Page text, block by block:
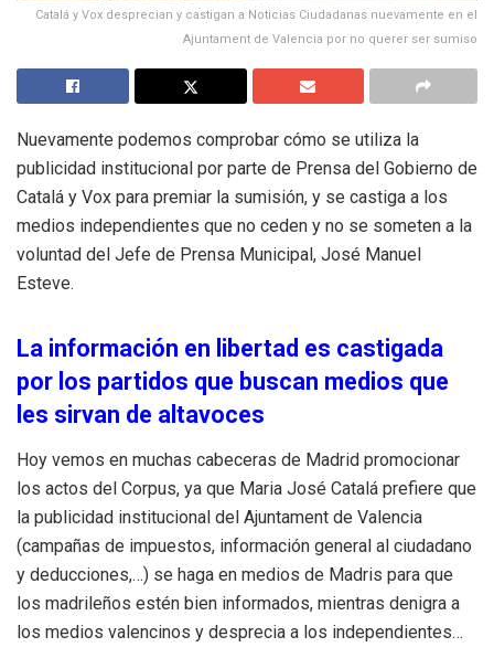
Catalá y Vox desprecian y castigan a Noticias Ciudadanas nuevamente en el
Ajuntament de Valencia por no querer ser sumiso
Nuevamente podemos comprobar cómo se utiliza la
publicidad institucional por parte de Prensa del Gobierno de
Catalá y Vox para premiar la sumisión, y se castiga a los
medios independientes que no ceden y no se someten a la
voluntad del Jefe de Prensa Municipal, José Manuel
Esteve.
La información en libertad es castigada
por los partidos que buscan medios que
les sirvan de altavoces
Hoy vemos en muchas cabeceras de Madrid promocionar
los actos del Corpus, ya que Maria José Catalá prefiere que
la publicidad institucional del Ajuntament de Valencia
(campañas de impuestos, información general al ciudadano
y deducciones,…) se haga en medios de Madris para que
los madrileños estén bien informados, mientras denigra a
los medios valencinos y desprecia a los independientes…